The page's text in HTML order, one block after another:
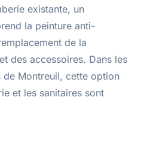
existante, un
la peinture anti-
de la
des accessoires. Dans les
Montreuil, cette option
et les sanitaires sont